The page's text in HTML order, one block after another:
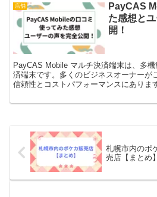
店舗
PayCAS
た感想と
開！
PayCAS Mobile マルチ決済端末は、多
済端末です。多くのビジネスオーナーが
信頼性とコストパフォーマンスにありま
札幌市内のポ
売店【まとめ】